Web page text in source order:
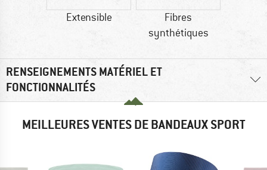
Extensible
Fibres
synthétiques
RENSEIGNEMENTS MATÉRIEL ET
FONCTIONNALITÉS
MEILLEURES VENTES DE BANDEAUX SPORT